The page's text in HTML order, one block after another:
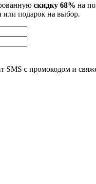
скидку 68% на
или подарок на выбор.
SMS с промокодом и